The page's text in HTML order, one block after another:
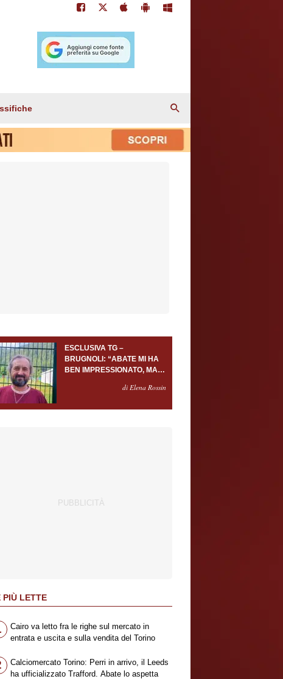
ESCLUSIVA TG –
BRUGNOLI: “ABATE MI HA
BEN IMPRESSIONATO, MA
PORTIERE SERVONOdi Elena Rossin
PIÙ LETTE
Cairo va letto fra le righe sul mercato in
entrata e uscita e sulla vendita del Torino
Calciomercato Torino: Perri in arrivo, il Leeds
ha ufficializzato Trafford. Abate lo aspetta